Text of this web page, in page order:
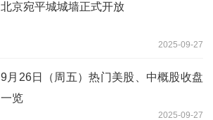
北京宛平城城墙正式开放
2025-09-27
9月26日（周五）热门美股、中概股收盘
一览
2025-09-27